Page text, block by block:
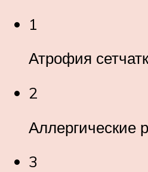
1
Атрофия
2
Аллергические
3